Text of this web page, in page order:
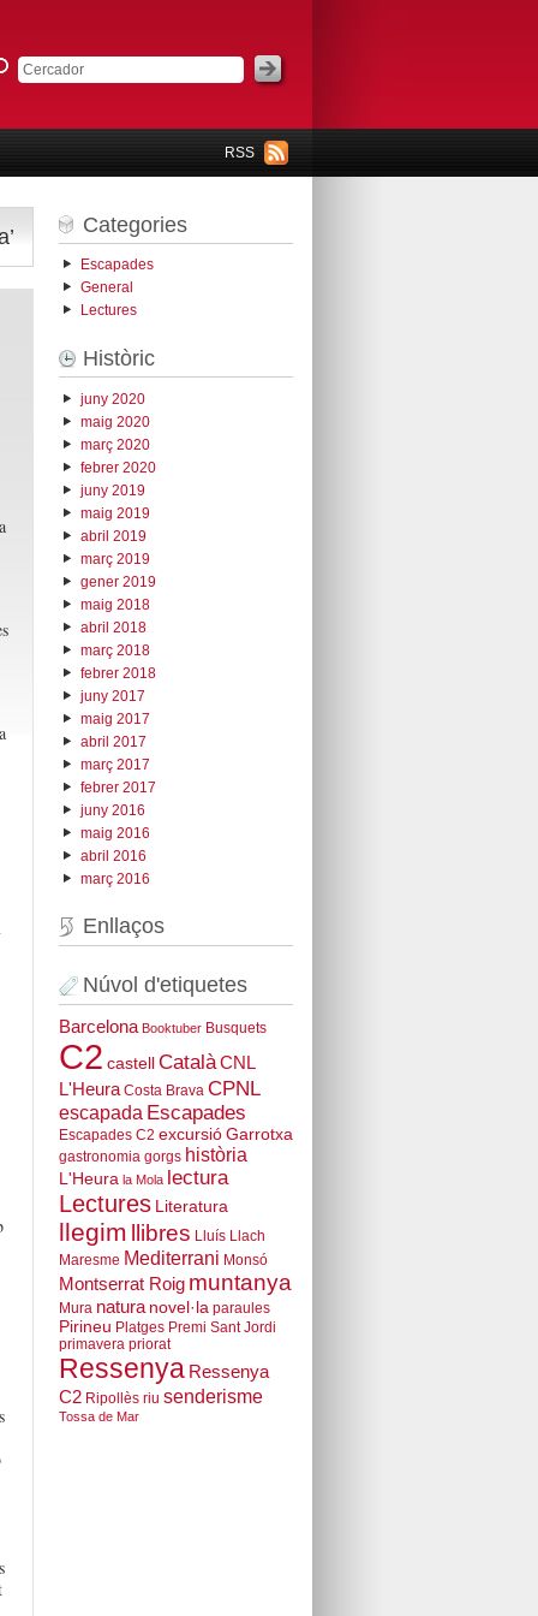
RSS
Categories
Escapades
General
Lectures
Històric
juny 2020
maig 2020
març 2020
febrer 2020
juny 2019
maig 2019
abril 2019
març 2019
gener 2019
maig 2018
abril 2018
març 2018
febrer 2018
juny 2017
maig 2017
abril 2017
març 2017
febrer 2017
juny 2016
maig 2016
abril 2016
març 2016
Enllaços
Núvol d'etiquetes
Barcelona Booktuber Busquets
C2 castell Català CNL
L'Heura Costa Brava CPNL
escapada Escapades
Escapades C2 excursió Garrotxa
gastronomia gorgs història
L'Heura la Mola lectura
Lectures Literatura
llegim llibres Lluís Llach
Maresme Mediterrani Monsó
Montserrat Roig muntanya
Mura natura novel·la paraules
Pirineu Platges Premi Sant Jordi
primavera priorat
Ressenya Ressenya
C2 Ripollès riu senderisme
Tossa de Mar